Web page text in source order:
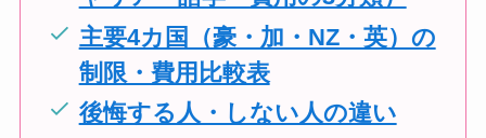
主要4カ国（豪・加・NZ・英）の
制限・費用比較表
後悔する人・しない人の違い